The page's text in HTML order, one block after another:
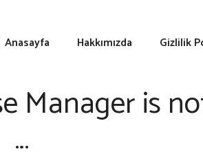
Anasayfa Hakkımızda Gizlilik
Manager is
…